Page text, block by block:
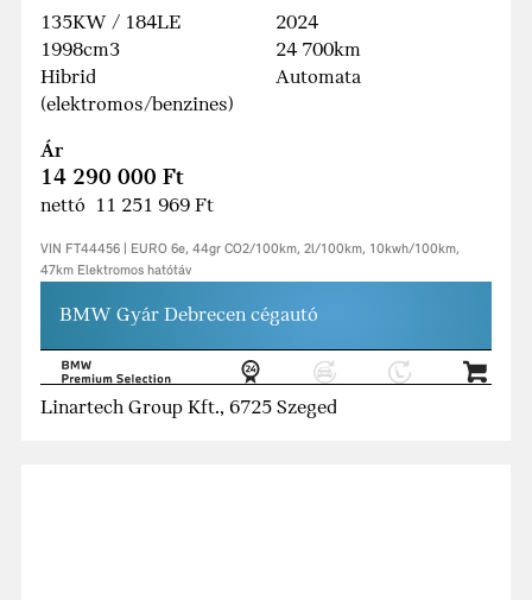
135KW / 184LE
1998cm3
Hibrid
(elektromos/benzines)
2024
24 700km
Automata
Ár
14 290 000 Ft
nettó 11 251 969 Ft
VIN FT44456 | EURO 6e, 44gr CO2/100km, 2l/100km, 10kwh/100km,
47km Elektromos hatótáv
BMW Gyár Debrecen cégautó
Linartech Group Kft., 6725 Szeged